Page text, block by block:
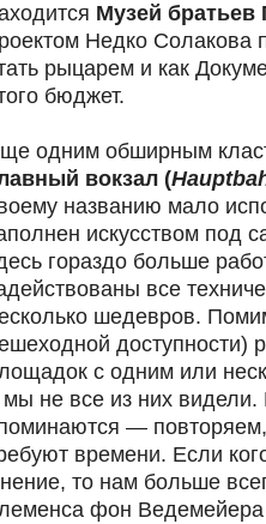
Музей братьев
Недко Солакова
рыцарем и как
бюджет.
одним обширным
вокзал (
названию мало
искусством под
гораздо больше
все
шедевров.
доступности)
с одним или
мы не все из них
—
времени. Если
то нам больше
фон